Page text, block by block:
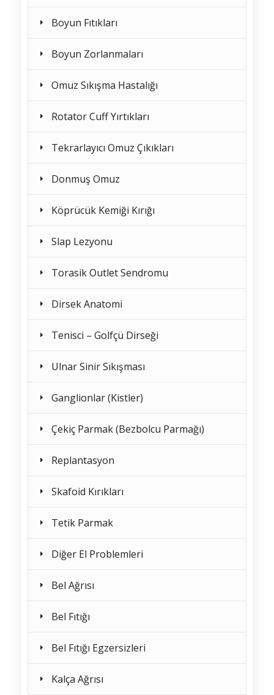
Boyun Fıtıkları
Boyun Zorlanmaları
Omuz Sıkışma Hastalığı
Rotator Cuff Yırtıkları
Tekrarlayıcı Omuz Çıkıkları
Donmuş Omuz
Köprücük Kemiği Kırığı
Slap Lezyonu
Torasik Outlet Sendromu
Dirsek Anatomi
Tenisci – Golfçü Dirseği
Ulnar Sinir Sıkışması
Ganglionlar (Kistler)
Çekiç Parmak (Bezbolcu Parmağı)
Replantasyon
Skafoid Kırıkları
Tetik Parmak
Diğer El Problemleri
Bel Ağrısı
Bel Fıtığı
Bel Fıtığı Egzersizleri
Kalça Ağrısı